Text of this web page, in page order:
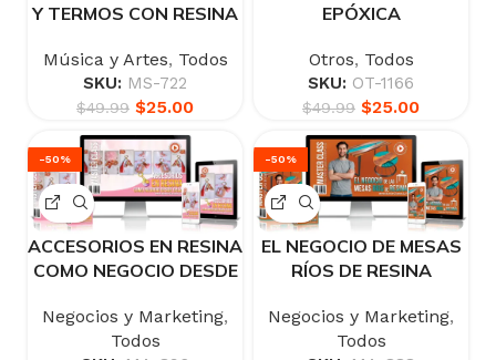
Y TERMOS CON RESINA
Música y Artes, Todos
SKU: MS-722
$49.99 $25.00
EPÓXICA
Otros, Todos
SKU: OT-1166
$49.99 $25.00
-50%
ACCESORIOS EN RESINA
COMO NEGOCIO DESDE
Negocios y Marketing,
Todos
-50%
EL NEGOCIO DE MESAS
RÍOS DE RESINA
Negocios y Marketing,
Todos